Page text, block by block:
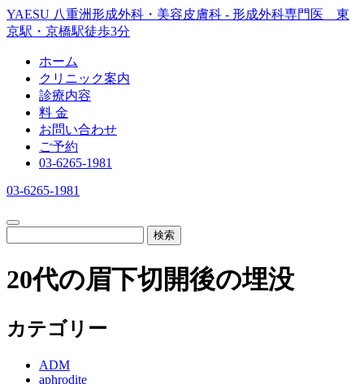
YAESU 八重洲形成外科・美容皮膚科 - 形成外科専門医 東
京駅・京橋駅徒歩3分
ホーム
クリニック案内
診療内容
料 金
お問い合わせ
ご予約
03-6265-1981
03-6265-1981
検索
20代の眉下切開後の埋没
カテゴリー
ADM
aphrodite